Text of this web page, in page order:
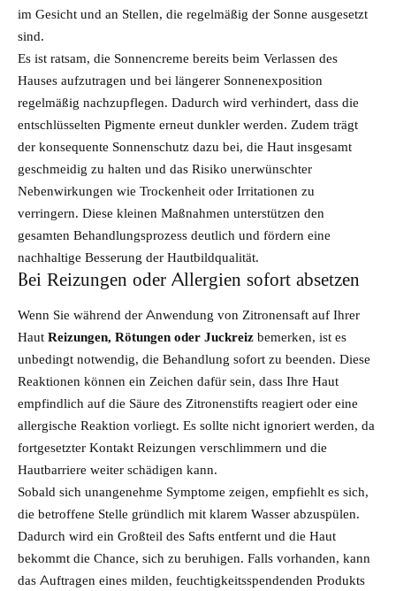
im Gesicht und an Stellen, die regelmäßig der Sonne ausgesetzt
sind.
Es ist ratsam, die Sonnencreme bereits beim Verlassen des
Hauses aufzutragen und bei längerer Sonnenexposition
regelmäßig nachzupflegen. Dadurch wird verhindert, dass die
entschlüsselten Pigmente erneut dunkler werden. Zudem trägt
der konsequente Sonnenschutz dazu bei, die Haut insgesamt
geschmeidig zu halten und das Risiko unerwünschter
Nebenwirkungen wie Trockenheit oder Irritationen zu
verringern. Diese kleinen Maßnahmen unterstützen den
gesamten Behandlungsprozess deutlich und fördern eine
nachhaltige Besserung der Hautbildqualität.
Bei Reizungen oder Allergien sofort absetzen
Wenn Sie während der Anwendung von Zitronensaft auf Ihrer
Haut Reizungen, Rötungen oder Juckreiz bemerken, ist es
unbedingt notwendig, die Behandlung sofort zu beenden. Diese
Reaktionen können ein Zeichen dafür sein, dass Ihre Haut
empfindlich auf die Säure des Zitronenstifts reagiert oder eine
allergische Reaktion vorliegt. Es sollte nicht ignoriert werden, da
fortgesetzter Kontakt Reizungen verschlimmern und die
Hautbarriere weiter schädigen kann.
Sobald sich unangenehme Symptome zeigen, empfiehlt es sich,
die betroffene Stelle gründlich mit klarem Wasser abzuspülen.
Dadurch wird ein Großteil des Safts entfernt und die Haut
bekommt die Chance, sich zu beruhigen. Falls vorhanden, kann
das Auftragen eines milden, feuchtigkeitsspendenden Produkts